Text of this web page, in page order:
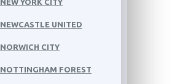
NEW YORK CITY
NEWCASTLE UNITED
NORWICH CITY
NOTTINGHAM FOREST